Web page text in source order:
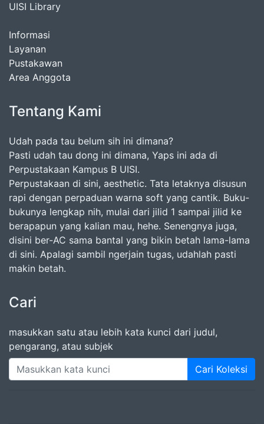
UISI Library
Informasi
Layanan
Pustakawan
Area Anggota
Tentang Kami
Udah pada tau belum sih ini dimana?
Pasti udah tau dong ini dimana, Yaps ini ada di
Perpustakaan Kampus B UISI.
Perpustakaan di sini, aesthetic. Tata letaknya disusun
rapi dengan perpaduan warna soft yang cantik. Buku-
bukunya lengkap nih, mulai dari jilid 1 sampai jilid ke
berapapun yang kalian mau, hehe. Senengnya juga,
disini ber-AC sama bantal yang bikin betah lama-lama
di sini. Apalagi sambil ngerjain tugas, udahlah pasti
makin betah.
Cari
masukkan satu atau lebih kata kunci dari judul,
pengarang, atau subjek
Cari Koleksi